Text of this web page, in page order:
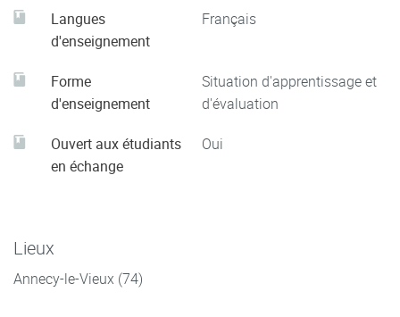
Langues
d'enseignement
Français
Forme
d'enseignement
Situation d'apprentissage et
d'évaluation
Ouvert aux étudiants
en échange
Oui
Lieux
Annecy-le-Vieux (74)